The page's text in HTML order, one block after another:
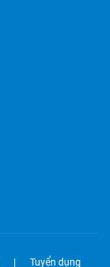
Tuyển dụng